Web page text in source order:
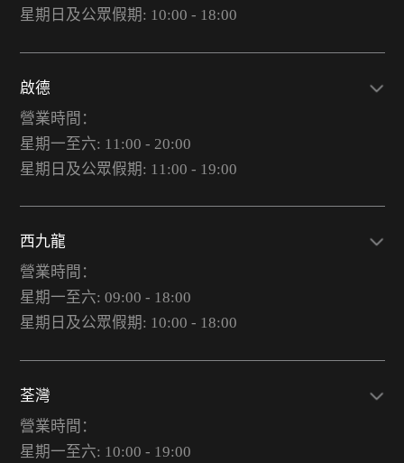
星期日及公眾假期: 10:00 - 18:00
啟德
營業時間：
星期一至六: 11:00 - 20:00
星期日及公眾假期: 11:00 - 19:00
西九龍
營業時間：
星期一至六: 09:00 - 18:00
星期日及公眾假期: 10:00 - 18:00
荃灣
營業時間：
星期一至六: 10:00 - 19:00